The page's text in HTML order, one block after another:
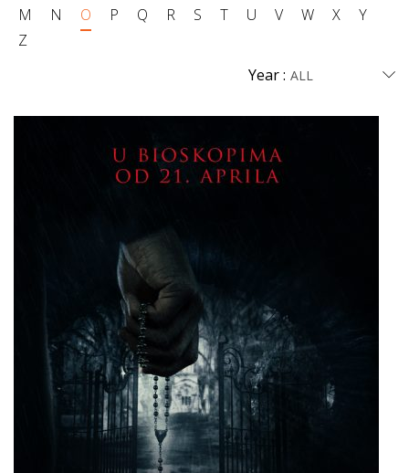
M
N O P Q R S T U V W X
Y
Z
Year :